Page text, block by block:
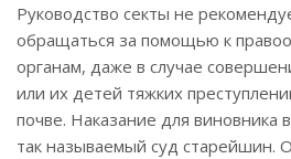
Руководство секты не
обращаться за помощью к
органам, даже в случае
или их детей тяжких
почве. Наказание для виновника
так называемый суд старейшин.